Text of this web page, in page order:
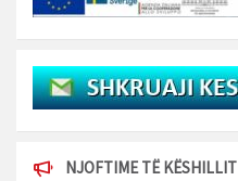
NJOFTIME TË KËSHILLIT